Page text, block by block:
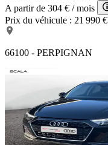
A partir de 304 € / mois
Prix du véhicule : 21 990 €
66100 - PERPIGNAN